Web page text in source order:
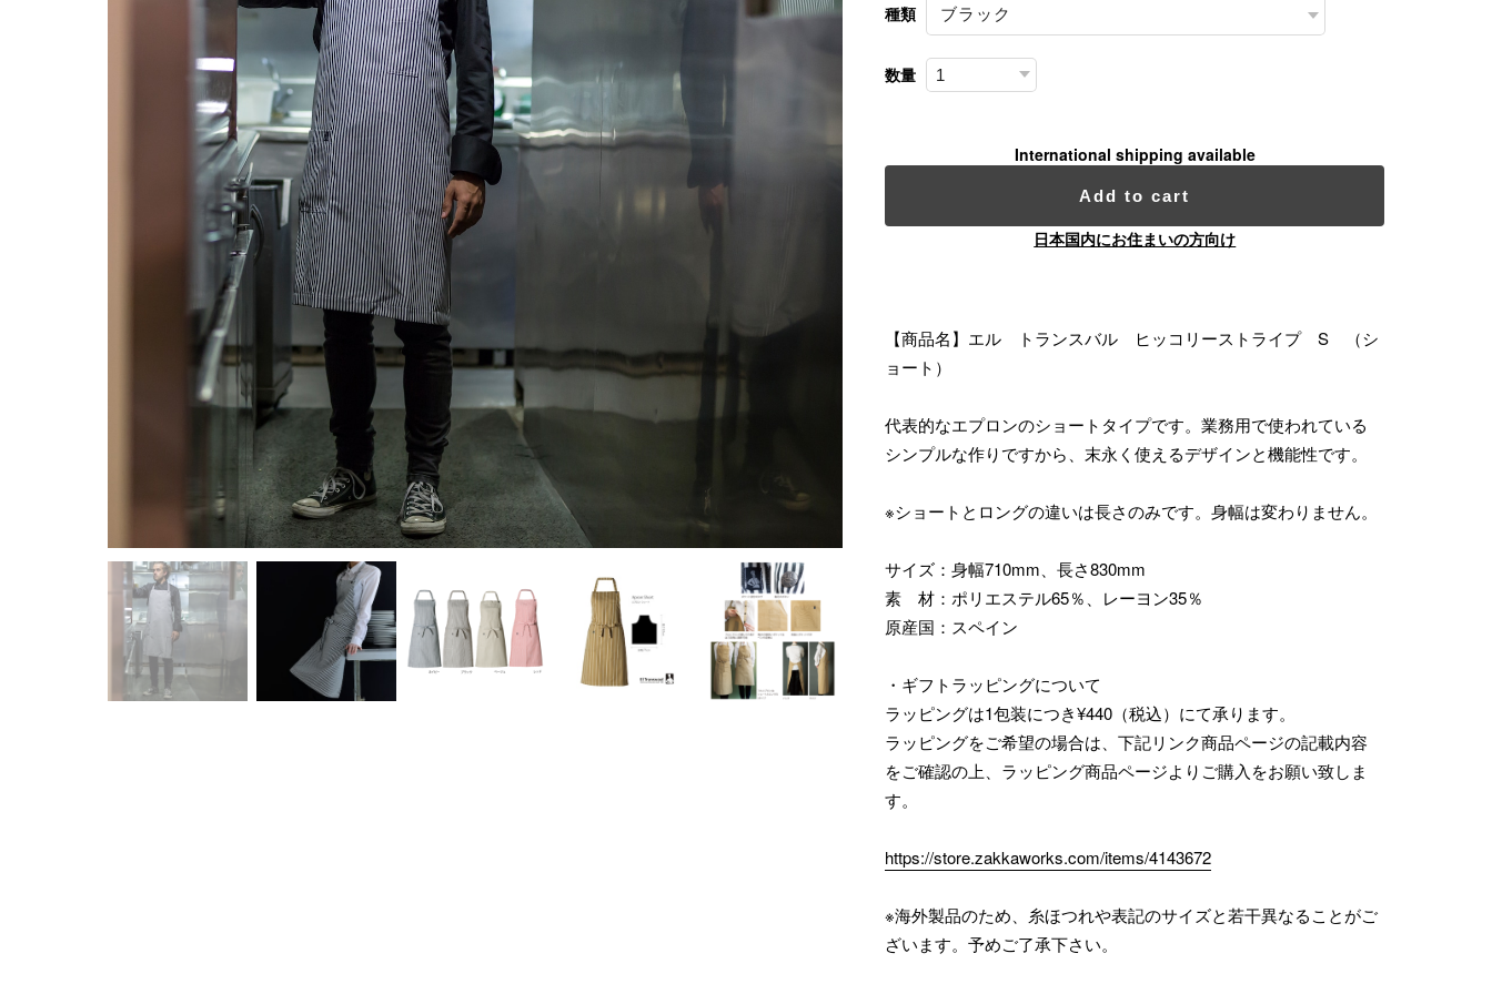
種類
数量
International shipping available
Add to cart
日本国内にお住まいの方向け
【商品名】エル トランスバル ヒッコリーストライプ S （シ
ョート）
代表的なエプロンのショートタイプです。業務用で使われている
シンプルな作りですから、末永く使えるデザインと機能性です。
※ショートとロングの違いは長さのみです。身幅は変わりません。
サイズ：身幅710mm、長さ830mm
素 材：ポリエステル65％、レーヨン35％
原産国：スペイン
・ギフトラッピングについて
ラッピングは1包装につき¥440（税込）にて承ります。
ラッピングをご希望の場合は、下記リンク商品ページの記載内容
をご確認の上、ラッピング商品ページよりご購入をお願い致しま
す。
https://store.zakkaworks.com/items/4143672
※海外製品のため、糸ほつれや表記のサイズと若干異なることがご
ざいます。予めご了承下さい。